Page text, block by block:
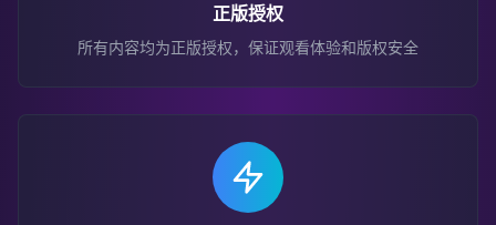
正版授权
所有内容均为正版授权，保证观看体验和版权安全